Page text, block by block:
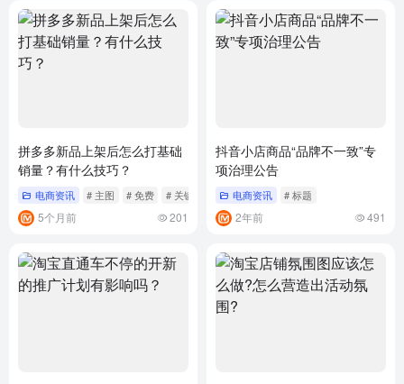
拼多多新品上架后怎么打基础
销量？有什么技巧？
电商资讯 # 主图 # 免费 # 关键词
5个月前 201
抖音小店商品“品牌不一致”专
项治理公告
电商资讯 # 标题
2年前 491